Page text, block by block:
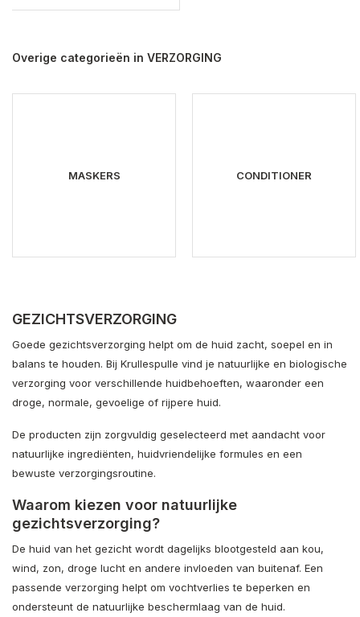
Overige categorieën in VERZORGING
MASKERS CONDITIONER
GEZICHTSVERZORGING
Goede gezichtsverzorging helpt om de huid zacht, soepel en in
balans te houden. Bij Krullespulle vind je natuurlijke en biologische
verzorging voor verschillende huidbehoeften, waaronder een
droge, normale, gevoelige of rijpere huid.
De producten zijn zorgvuldig geselecteerd met aandacht voor
natuurlijke ingrediënten, huidvriendelijke formules en een
bewuste verzorgingsroutine.
Waarom kiezen voor natuurlijke
gezichtsverzorging?
De huid van het gezicht wordt dagelijks blootgesteld aan kou,
wind, zon, droge lucht en andere invloeden van buitenaf. Een
passende verzorging helpt om vochtverlies te beperken en
ondersteunt de natuurlijke beschermlaag van de huid.